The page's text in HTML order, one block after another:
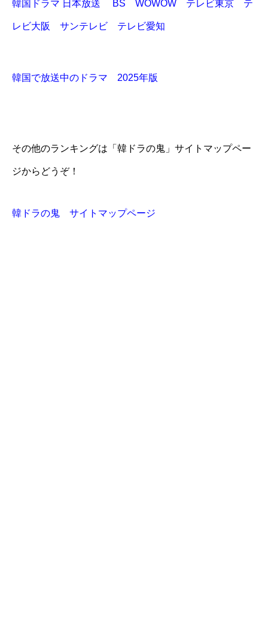
韓国ドラマ 日本放送 BS WOWOW テレビ東京 テ
レビ大阪 サンテレビ テレビ愛知
韓国で放送中のドラマ 2025年版
その他のランキングは「韓ドラの鬼」サイトマップペー
ジからどうぞ！
韓ドラの鬼 サイトマップページ